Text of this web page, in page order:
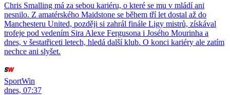
Chris Smalling má za sebou kariéru, o které se mu v mládí ani
nesnilo. Z amatérského Maidstone se během tří let dostal až do
Manchesteru United, později si zahrál finále Ligy mistrů, získával
trofeje pod vedením Sira Alexe Fergusona i Josého Mourinha a
dnes, v šestatřiceti letech, hledá další klub. O konci kariéry ale zatím
nechce ani slyšet.
SportWin
dnes, 07:37